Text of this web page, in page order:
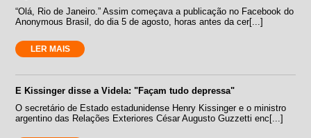
“Olá, Rio de Janeiro.” Assim começava a publicação no Facebook do
Anonymous Brasil, do dia 5 de agosto, horas antes da cer[...]
LER MAIS
E Kissinger disse a Videla: "Façam tudo depressa"
O secretário de Estado estadunidense Henry Kissinger e o ministro
argentino das Relações Exteriores César Augusto Guzzetti enc[...]